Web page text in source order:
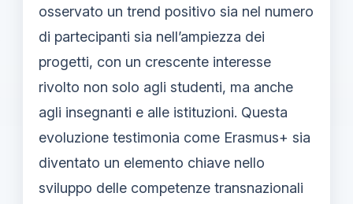
osservato un trend positivo sia nel numero
di partecipanti sia nell’ampiezza dei
progetti, con un crescente interesse
rivolto non solo agli studenti, ma anche
agli insegnanti e alle istituzioni. Questa
evoluzione testimonia come Erasmus+ sia
diventato un elemento chiave nello
sviluppo delle competenze transnazionali